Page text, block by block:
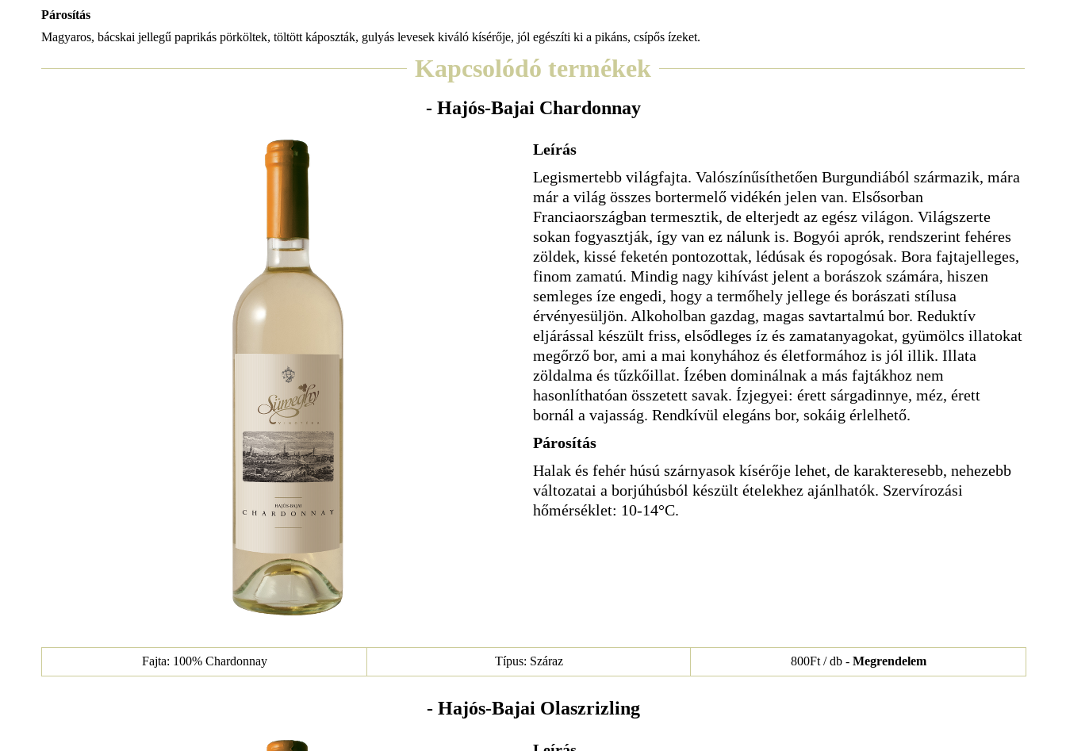
Párosítás
Magyaros, bácskai jellegű paprikás pörköltek, töltött káposzták, gulyás levesek kiváló kísérője, jól egészíti ki a pikáns, csípős ízeket.
Kapcsolódó termékek
- Hajós-Bajai Chardonnay
Leírás
Legismertebb világfajta. Valószínűsíthetően Burgundiából származik, mára
már a világ összes bortermelő vidékén jelen van. Elsősorban
Franciaországban termesztik, de elterjedt az egész világon. Világszerte
sokan fogyasztják, így van ez nálunk is. Bogyói aprók, rendszerint fehéres
zöldek, kissé feketén pontozottak, lédúsak és ropogósak. Bora fajtajelleges,
finom zamatú. Mindig nagy kihívást jelent a borászok számára, hiszen
semleges íze engedi, hogy a termőhely jellege és borászati stílusa
érvényesüljön. Alkoholban gazdag, magas savtartalmú bor. Reduktív
eljárással készült friss, elsődleges íz és zamatanyagokat, gyümölcs illatokat
megőrző bor, ami a mai konyhához és életformához is jól illik. Illata
zöldalma és tűzkőillat. Ízében dominálnak a más fajtákhoz nem
hasonlíthatóan összetett savak. Ízjegyei: érett sárgadinnye, méz, érett
bornál a vajasság. Rendkívül elegáns bor, sokáig érlelhető.
Párosítás
Halak és fehér húsú szárnyasok kísérője lehet, de karakteresebb, nehezebb
változatai a borjúhúsból készült ételekhez ajánlhatók. Szervírozási
hőmérséklet: 10-14°C.
Fajta: 100% Chardonnay Típus: Száraz 800Ft / db - Megrendelem
- Hajós-Bajai Olaszrizling